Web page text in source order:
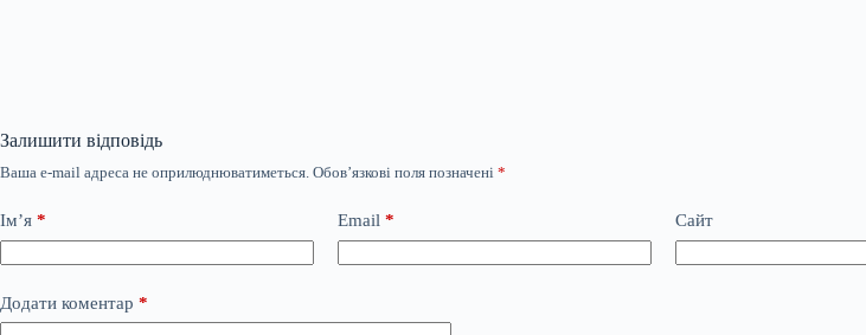
Залишити відповідь
Ваша e-mail адреса не оприлюднюватиметься. Обов’язкові поля позначені *
Ім’я * Email * Сайт
Додати коментар *